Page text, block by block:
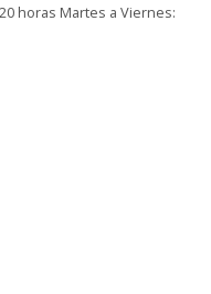
horas Martes a Viernes: